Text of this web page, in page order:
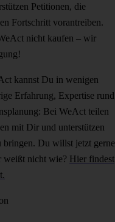
Petitionen, die
Fortschritt vorantreiben.
nicht kaufen – wir
kannst Du in wenigen
Erfahrung, Expertise rund
Bei WeAct teilen
mit Dir und unterstützen
Du willst jetzt gerne
weißt nicht wie? Hier findest